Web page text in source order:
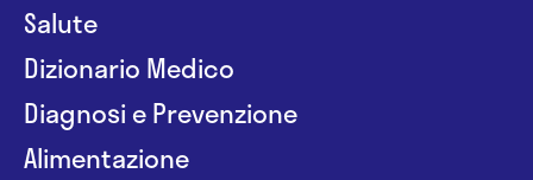
Salute
Dizionario Medico
Diagnosi e Prevenzione
Alimentazione